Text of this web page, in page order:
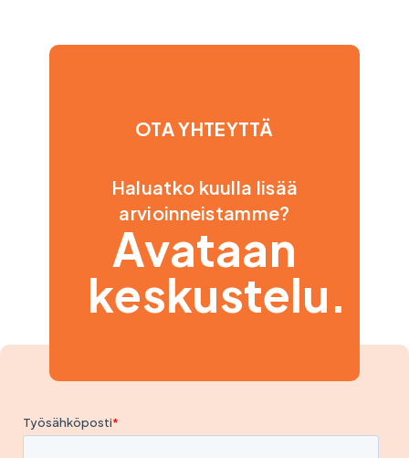
OTA YHTEYTTÄ
Haluatko kuulla lisää
arvioinneistamme?
Avataan
keskustelu.